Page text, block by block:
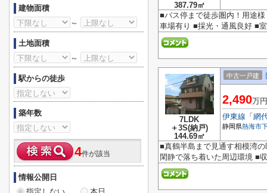
387.79㎡
■バス停まで徒歩圏内！用途
車場有り ■採光・通風良好 ■
7LDK
＋3S(納戸)
144.69㎡
中古一戸建
2,490万円
伊東線 「 網
静岡県熱海市
■真鶴半島まで見通す相模湾
閑静で落ち着いた周辺環境 ■
建物面積
～
土地面積
～
駅からの徒歩
築年数
4件が該当
情報公開日